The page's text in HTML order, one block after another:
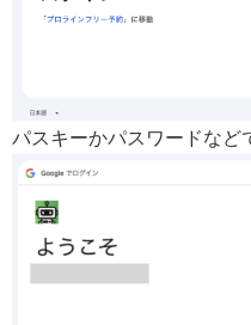
パスキーかパスワードなど